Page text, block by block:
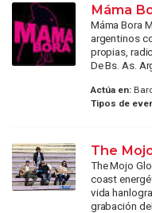
Máma
Máma Bora
argentinos
propias,
De Bs. As.
Actúa en:
Tipos de
The
The Mojo
coast
vida
grabación